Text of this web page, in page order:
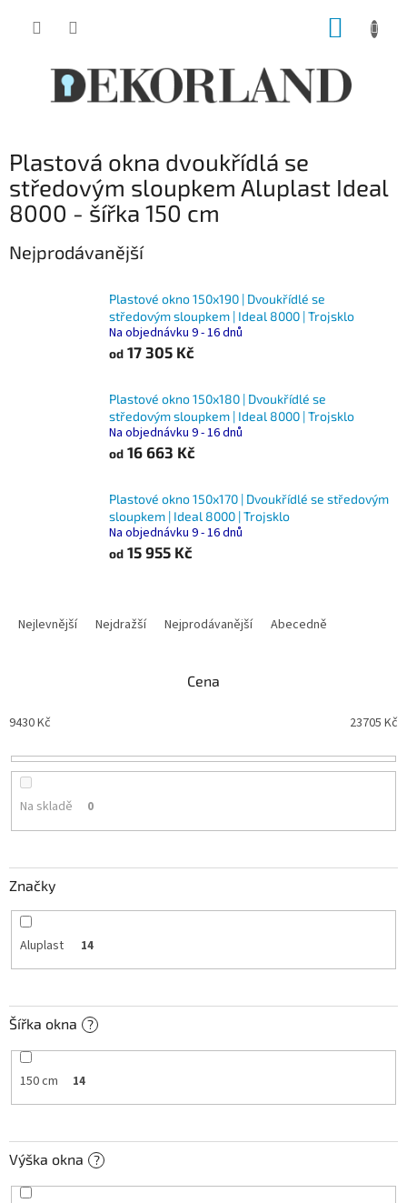
Plastová okna dvoukřídlá se
středovým sloupkem Aluplast Ideal
8000 - šířka 150 cm
Nejprodávanější
Plastové okno 150x190 | Dvoukřídlé se
středovým sloupkem | Ideal 8000 | Trojsklo
Na objednávku 9 - 16 dnů
od 17 305 Kč
Plastové okno 150x180 | Dvoukřídlé se
středovým sloupkem | Ideal 8000 | Trojsklo
Na objednávku 9 - 16 dnů
od 16 663 Kč
Plastové okno 150x170 | Dvoukřídlé se středovým
sloupkem | Ideal 8000 | Trojsklo
Na objednávku 9 - 16 dnů
od 15 955 Kč
p
o
ů
Nejlevnější Nejdražší Nejprodávanější Abecedně
Cena
9430Kč 23705 Kč
Na skladě 0
Značky
Aluplast 14
Šířka okna ?
150 cm 14
Výška okna ?